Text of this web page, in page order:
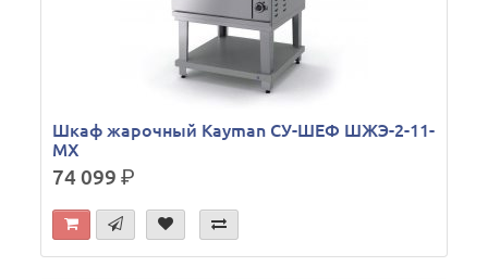
Шкаф жарочный Kayman СУ-ШЕФ ШЖЭ-2-11-
МХ
74 099р.